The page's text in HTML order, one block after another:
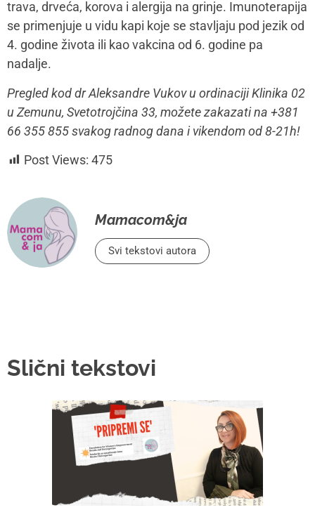
trava, drveća, korova i alergija na grinje. Imunoterapija
se primenjuje u vidu kapi koje se stavljaju pod jezik od
4. godine života ili kao vakcina od 6. godine pa
nadalje.
Pregled kod dr Aleksandre Vukov u ordinaciji Klinika 02
u Zemunu, Svetotrojčina 33, možete zakazati na +381
66 355 855 svakog radnog dana i vikendom od 8-21h!
Post Views: 475
Mamacom&ja
Svi tekstovi autora
Slični tekstovi